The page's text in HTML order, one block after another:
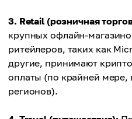
3. Retail (розничная
крупных офлайн-
ритейлеров, таких как
другие, принимают
оплаты (по крайней мере,
регионов).